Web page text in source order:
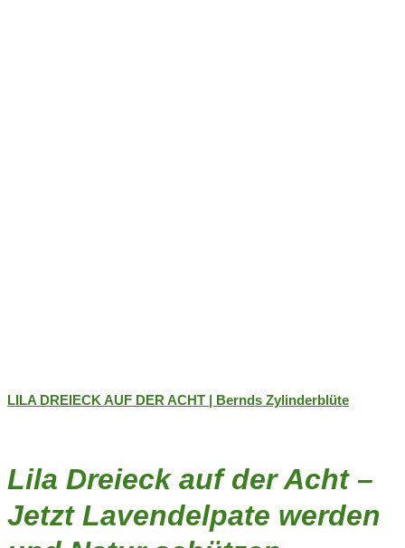
LILA DREIECK AUF DER ACHT | Bernds Zylinderblüte
Lila Dreieck auf der Acht –
Jetzt Lavendelpate werden